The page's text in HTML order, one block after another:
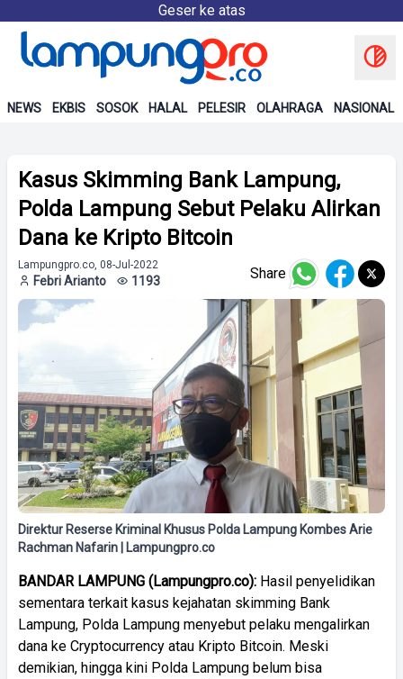
Geser ke atas
NEWS EKBIS SOSOK HALAL PELESIR OLAHRAGA NASIONAL
Kasus Skimming Bank Lampung,
Polda Lampung Sebut Pelaku Alirkan
Dana ke Kripto Bitcoin
Lampungpro.co, 08-Jul-2022
Febri Arianto 1193 Share
Direktur Reserse Kriminal Khusus Polda Lampung Kombes Arie
Rachman Nafarin | Lampungpro.co
BANDAR LAMPUNG (Lampungpro.co): Hasil penyelidikan
sementara terkait kasus kejahatan skimming Bank
Lampung, Polda Lampung menyebut pelaku mengalirkan
dana ke Cryptocurrency atau Kripto Bitcoin. Meski
demikian, hingga kini Polda Lampung belum bisa